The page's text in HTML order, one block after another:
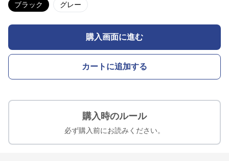
ブラック グレー
購入画面に進む
カートに追加する
購入時のルール
必ず購入前にお読みください。